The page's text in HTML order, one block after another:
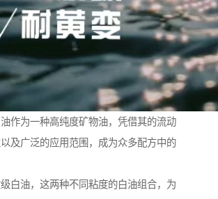
作为一种高纯度矿物油，凭借其的流动
及广泛的应用范围，成为众多配方中的
白油，这两种不同粘度的白油组合，为